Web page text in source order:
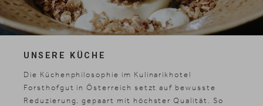
UNSERE KÜCHE
Die Küchenphilosophie im Kulinarikhotel
Forsthofgut in Österreich setzt auf bewusste
Reduzierung, gepaart mit höchster Qualität. So